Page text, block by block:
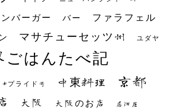
バーガー バー ファラフェル
マサチューセッツ州 ユダヤ
ごはんたべ記
プライド号 中東料理 京都
大阪 大阪のお店 居酒屋